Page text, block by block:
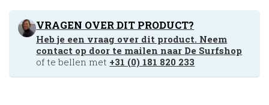
VRAGEN OVER DIT PRODUCT?
Heb je een vraag over dit product. Neem
contact op door te mailen naar De Surfshop
of te bellen met +31 (0) 181 820 233